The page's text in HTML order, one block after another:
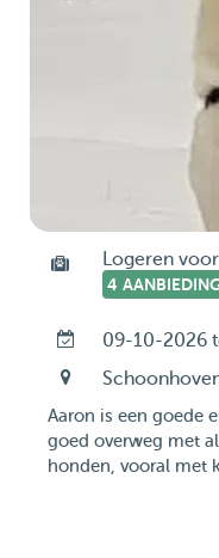
Logeren
4
09-10-2026
Aaron is een goede
goed overweg met
honden, vooral met